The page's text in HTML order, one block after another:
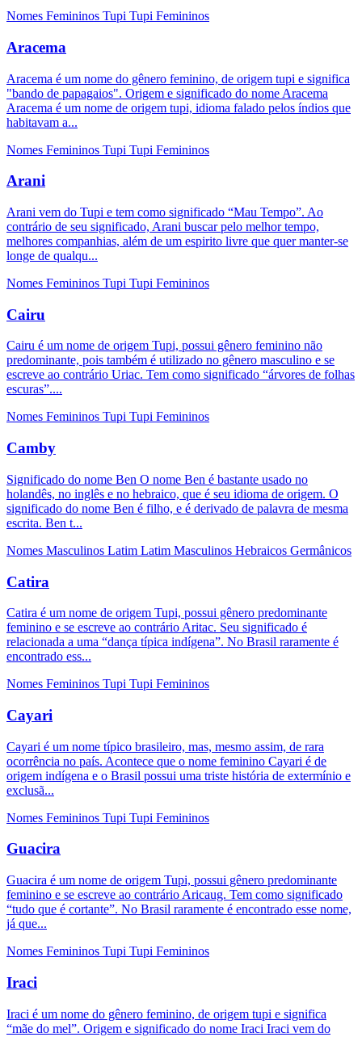
Nomes Femininos Tupi Tupi Femininos
Aracema
Aracema é um nome do gênero feminino, de origem tupi e significa
"bando de papagaios". Origem e significado do nome Aracema
Aracema é um nome de origem tupi, idioma falado pelos índios que
habitavam a...
Nomes Femininos Tupi Tupi Femininos
Arani
Arani vem do Tupi e tem como significado “Mau Tempo”. Ao
contrário de seu significado, Arani buscar pelo melhor tempo,
melhores companhias, além de um espirito livre que quer manter-se
longe de qualqu...
Nomes Femininos Tupi Tupi Femininos
Cairu
Cairu é um nome de origem Tupi, possui gênero feminino não
predominante, pois também é utilizado no gênero masculino e se
escreve ao contrário Uriac. Tem como significado “árvores de folhas
escuras”....
Nomes Femininos Tupi Tupi Femininos
Camby
Significado do nome Ben O nome Ben é bastante usado no
holandês, no inglês e no hebraico, que é seu idioma de origem. O
significado do nome Ben é filho, e é derivado de palavra de mesma
escrita. Ben t...
Nomes Masculinos Latim Latim Masculinos Hebraicos Germânicos
Catira
Catira é um nome de origem Tupi, possui gênero predominante
feminino e se escreve ao contrário Aritac. Seu significado é
relacionada a uma “dança típica indígena”. No Brasil raramente é
encontrado ess...
Nomes Femininos Tupi Tupi Femininos
Cayari
Cayari é um nome típico brasileiro, mas, mesmo assim, de rara
ocorrência no país. Acontece que o nome feminino Cayari é de
origem indígena e o Brasil possui uma triste história de extermínio e
exclusã...
Nomes Femininos Tupi Tupi Femininos
Guacira
Guacira é um nome de origem Tupi, possui gênero predominante
feminino e se escreve ao contrário Aricaug. Tem como significado
“tudo que é cortante”. No Brasil raramente é encontrado esse nome,
já que...
Nomes Femininos Tupi Tupi Femininos
Iraci
Iraci é um nome do gênero feminino, de origem tupi e significa
“mãe do mel”. Origem e significado do nome Iraci Iraci vem do